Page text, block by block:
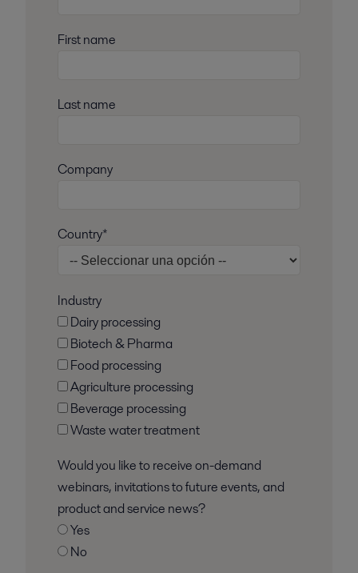
First name
Last name
Company
Country*
Industry
Dairy processing
Biotech & Pharma
Food processing
Agriculture processing
Beverage processing
Waste water treatment
Would you like to receive on-demand
webinars, invitations to future events, and
product and service news?
Yes
No